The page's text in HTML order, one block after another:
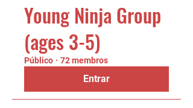
Young Ninja Group
(ages 3-5)
Público · 72 membros
Entrar